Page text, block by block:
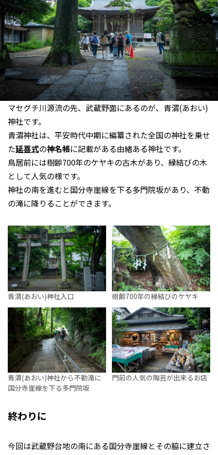
マセグチ川源流の先、武蔵野面にあるのが、青渭(あおい)
神社です。
青渭神社は、平安時代中期に編纂された全国の神社を乗せ
た延喜式の神名帳に記載がある由緒ある神社です。
鳥居前には樹齢700年のケヤキの古木があり、縁結びの木
として人気の様です。
神社の南を進むと国分寺崖線を下る多門院坂があり、不動
の滝に降りることができます。
青渭(あおい)神社入口 樹齢700年の縁結びのケヤキ
青渭(あおい)神社から不動滝に
国分寺崖線を下る多門院坂
門前の人気の陶芸が出来るお店
終わりに
今回は武蔵野台地の南にある国分寺崖線とその脇に建立さ